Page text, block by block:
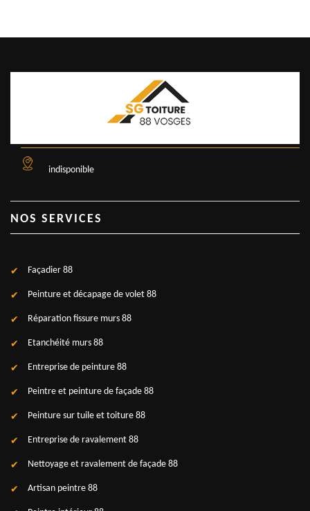
indisponible
NOS SERVICES
Façadier 88
Peinture et décapage de volet 88
Réparation fissure murs 88
Etanchéité murs 88
Entreprise de peinture 88
Peintre et peinture de façade 88
Peinture sur tuile et toiture 88
Entreprise de ravalement 88
Nettoyage et ravalement de façade 88
Artisan peintre 88